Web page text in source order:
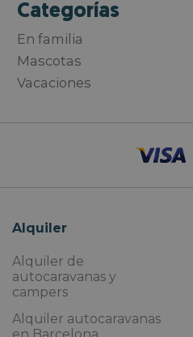
Categorías
En familia
Mascotas
Vacaciones
Alquiler
Alquiler de
autocaravanas y
campers
Alquiler autocaravanas
en Barcelona